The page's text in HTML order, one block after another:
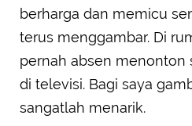
berharga dan memicu
terus menggambar. Di
pernah absen menonton
di televisi. Bagi saya
sangatlah menarik.